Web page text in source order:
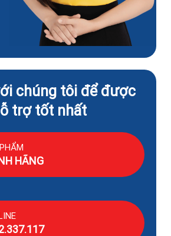
chúng tôi để được
trợ tốt nhất
HÃNG